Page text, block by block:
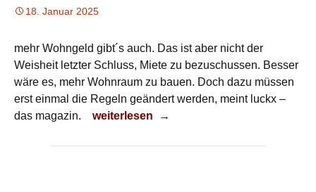
18. Januar 2025
mehr Wohngeld gibt´s auch. Das ist aber nicht der
Weisheit letzter Schluss, Miete zu bezuschussen. Besser
wäre es, mehr Wohnraum zu bauen. Doch dazu müssen
erst einmal die Regeln geändert werden, meint luckx –
das magazin.
Mieten steigen . . .
weiterlesen →